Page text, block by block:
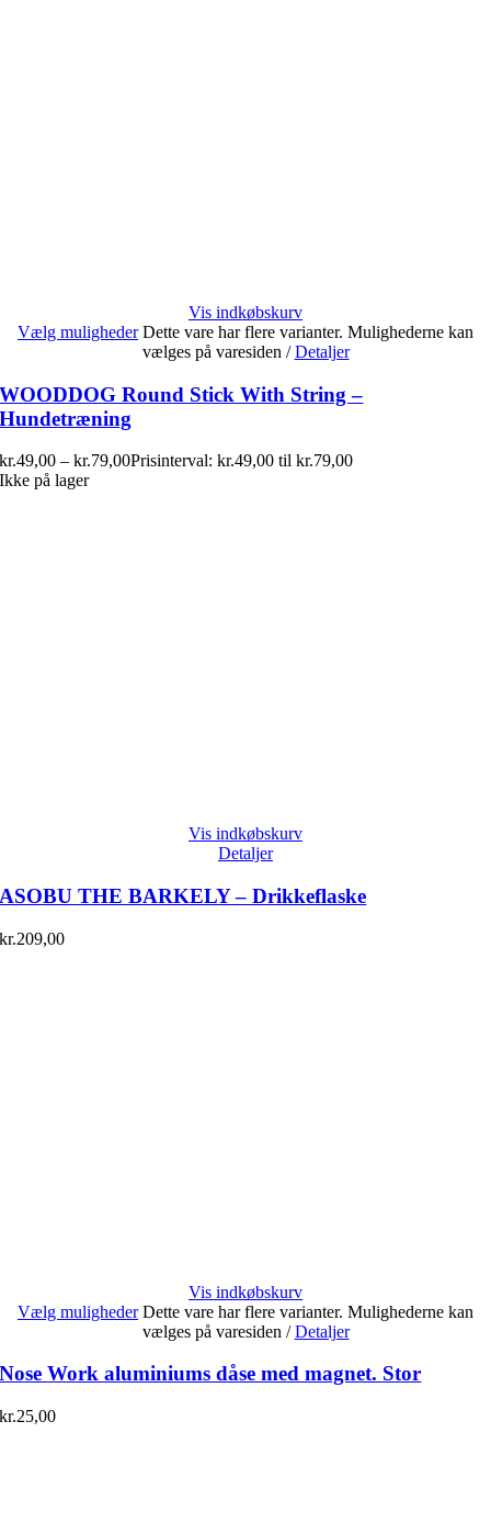
Vis indkøbskurv
Vælg muligheder Dette vare har flere varianter. Mulighederne kan
vælges på varesiden / Detaljer
WOODDOG Round Stick With String –
Hundetræning
kr.49,00 – kr.79,00Prisinterval: kr.49,00 til kr.79,00
Ikke på lager
Vis indkøbskurv
Detaljer
ASOBU THE BARKELY – Drikkeflaske
kr.209,00
Vis indkøbskurv
Vælg muligheder Dette vare har flere varianter. Mulighederne kan
vælges på varesiden / Detaljer
Nose Work aluminiums dåse med magnet. Stor
kr.25,00